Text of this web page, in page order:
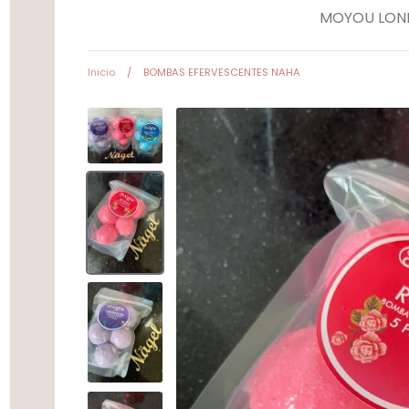
Equipos Eléctricos
(Lamparas, Extractores,
Pulidoras)
Accesorios y
MOYOU
Inicio / BOMBAS EFERVESCENTES NAHA